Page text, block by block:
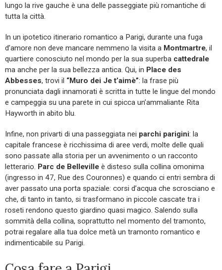
lungo la rive gauche è una delle passeggiate più romantiche di
tutta la città.
In un ipotetico itinerario romantico a Parigi, durante una fuga
d’amore non deve mancare nemmeno la visita a Montmartre, il
quartiere conosciuto nel mondo per la sua superba cattedrale
ma anche per la sua bellezza antica. Qui, in Place des
Abbesses, trovi il “Muro dei Je t’aimè”: la frase più
pronunciata dagli innamorati è scritta in tutte le lingue del mondo
e campeggia su una parete in cui spicca un’ammaliante Rita
Hayworth in abito blu.
Infine, non privarti di una passeggiata nei parchi parigini: la
capitale francese è ricchissima di aree verdi, molte delle quali
sono passate alla storia per un avvenimento o un racconto
letterario. Parc de Belleville è disteso sulla collina omonima
(ingresso in 47, Rue des Couronnes) e quando ci entri sembra di
aver passato una porta spaziale: corsi d’acqua che scrosciano e
che, di tanto in tanto, si trasformano in piccole cascate tra i
roseti rendono questo giardino quasi magico. Salendo sulla
sommità della collina, soprattutto nel momento del tramonto,
potrai regalare alla tua dolce metà un tramonto romantico e
indimenticabile su Parigi.